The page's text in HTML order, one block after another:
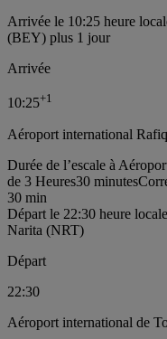
Arrivée le 10:25 heure
(BEY) plus 1 jour
Arrivée
10:25+1
Aéroport international
Durée de l’escale à
de 3 Heures30 minutes
30 min
Départ le 22:30 heure
Narita (NRT)
Départ
22:30
Aéroport international de